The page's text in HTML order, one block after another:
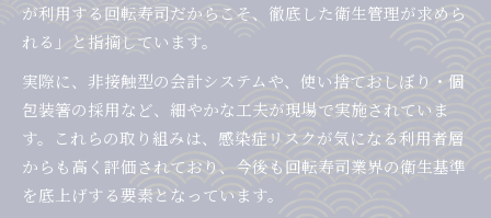
が利用する回転寿司だからこそ、徹底した衛生管理が求めら
れる」と指摘しています。
実際に、非接触型の会計システムや、使い捨ておしぼり・個
包装箸の採用など、細やかな工夫が現場で実施されていま
す。これらの取り組みは、感染症リスクが気になる利用者層
からも高く評価されており、今後も回転寿司業界の衛生基準
を底上げする要素となっています。